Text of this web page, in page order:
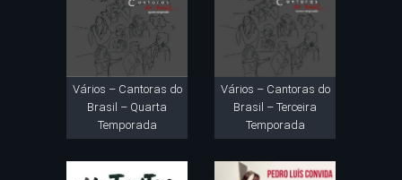
Vários – Cantoras do
Brasil – Quarta
Temporada
Vários – Cantoras do
Brasil – Terceira
Temporada